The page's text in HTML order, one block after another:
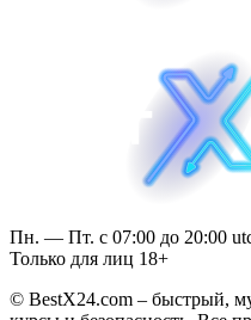
Пн. — Пт. с 07:00 до 20:00
Только для лиц 18+
© BestX24.com – быстрый,